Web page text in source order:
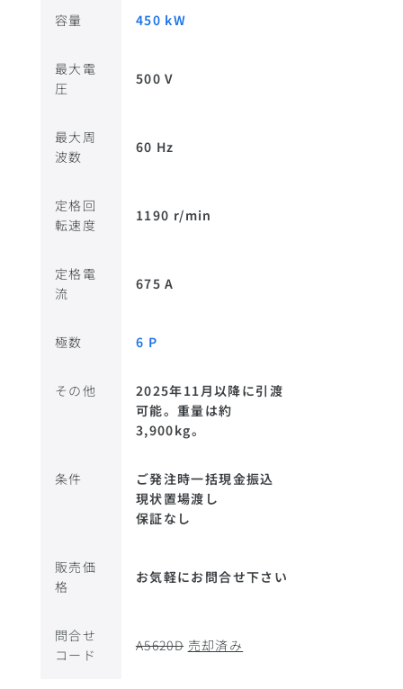
容量 450 kW
最大電
圧
500 V
最大周
波数
60 Hz
定格回
転速度
1190 r/min
定格電
流
675 A
極数 6 P
その他
2025年11月以降に引渡
可能。重量は約
3,900kg。
条件
ご発注時一括現金振込
現状置場渡し
保証なし
販売価
格
お気軽にお問合せ下さい
問合せ
コード
A5620D 売却済み